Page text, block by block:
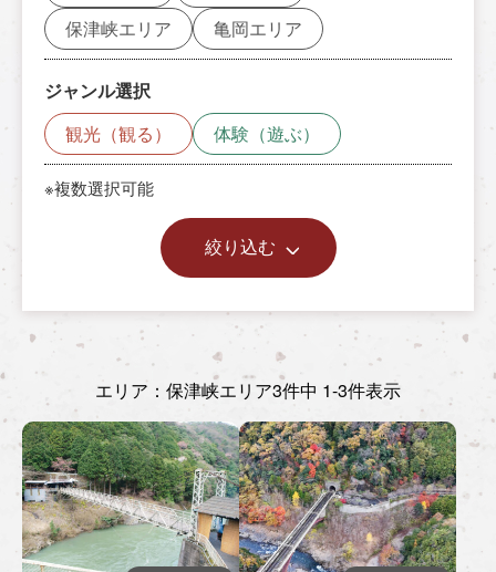
亀岡エリア
チケット予約はこちら
保津峡エリア
亀岡エリア
ジャンル選択
観光（観る）
体験（遊ぶ）
※複数選択可能
絞り込む
エリア：保津峡エリア3件中 1-3件表示